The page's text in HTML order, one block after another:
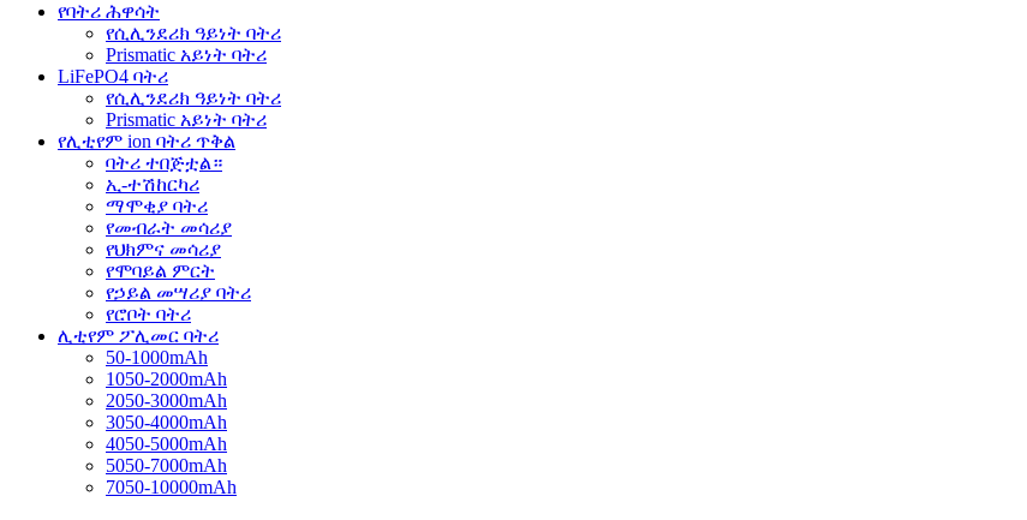
የባትሪ ሕዋሳት
የሲሊንደሪክ ዓይነት ባትሪ
Prismatic አይነት ባትሪ
LiFePO4 ባትሪ
የሲሊንደሪክ ዓይነት ባትሪ
Prismatic አይነት ባትሪ
የሊቲየም ion ባትሪ ጥቅል
ባትሪ ተበጅቷል።
ኢ-ተሽከርካሪ
ማሞቂያ ባትሪ
የመብራት መሳሪያ
የህክምና መሳሪያ
የሞባይል ምርት
የኃይል መሣሪያ ባትሪ
የሮቦት ባትሪ
ሊቲየም ፖሊመር ባትሪ
50-1000mAh
1050-2000mAh
2050-3000mAh
3050-4000mAh
4050-5000mAh
5050-7000mAh
7050-10000mAh